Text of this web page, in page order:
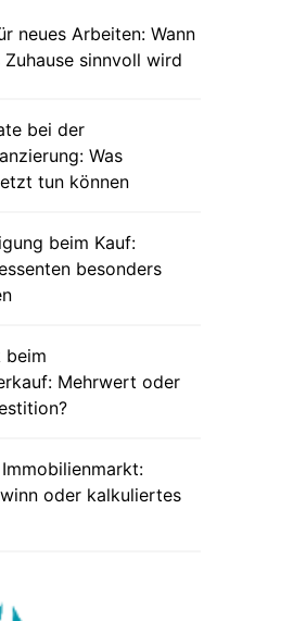
neues Arbeiten: Wann
sinnvoll wird
bei der
Was
tun können
beim Kauf:
besonders
beim
Mehrwert oder
oder kalkuliertes